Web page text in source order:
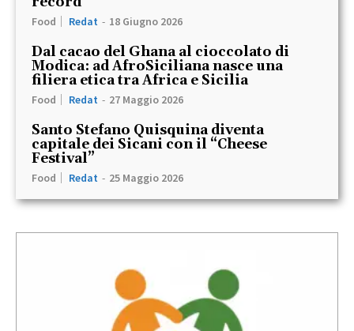
Food Redat - 18 Giugno 2026
Dal cacao del Ghana al cioccolato di
Modica: ad AfroSiciliana nasce una
filiera etica tra Africa e Sicilia
Food Redat - 27 Maggio 2026
Santo Stefano Quisquina diventa
capitale dei Sicani con il “Cheese
Festival”
Food Redat - 25 Maggio 2026